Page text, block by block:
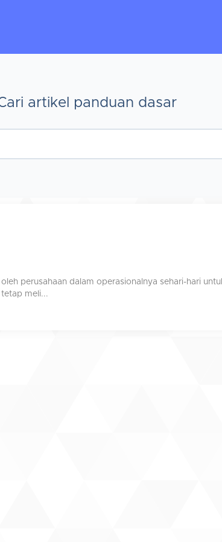
artikel panduan dasar
perusahaan dalam operasionalnya sehari-hari
meli...